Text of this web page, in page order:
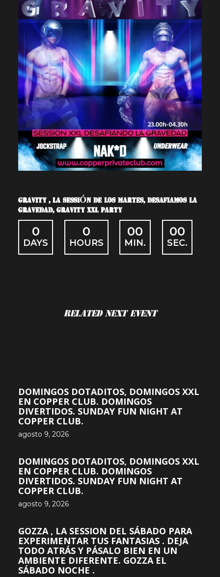
GRAVITY , LA SESSIÓN DE LOS MARTES, DESAFIAMOS LA
GRAVEDAD, GRAVITY XXL PARTY
0
DAYS
0
HOURS
00
MIN.
00
SEC.
Related Next Event
DOMINGOS DOTADITOS, DOMINGOS XXL
EN COPPER CLUB. DOMINGOS
DIVERTIDOS. SUNDAY FUN NIGHT AT
COPPER CLUB.
agosto 9, 2026
DOMINGOS DOTADITOS, DOMINGOS XXL
EN COPPER CLUB. DOMINGOS
DIVERTIDOS. SUNDAY FUN NIGHT AT
COPPER CLUB.
agosto 9, 2026
GOZZA , LA SESSION DEL SÁBADO PARA
EXPERIMENTAR TUS FANTASIAS . DEJA
TODO ATRÁS Y PÁSALO BIEN EN UN
AMBIENTE DIFERENTE. GOZZA EL
SÁBADO NOCHE .